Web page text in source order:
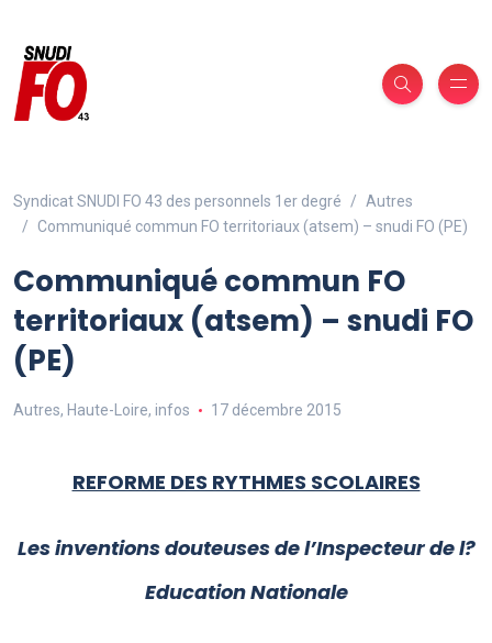
Syndicat SNUDI FO 43 des personnels 1er degré
Autres
Communiqué commun FO territoriaux (atsem) – snudi FO (PE)
Communiqué commun FO
territoriaux (atsem) – snudi FO
(PE)
Autres, Haute-Loire, infos 17 décembre 2015
REFORME DES RYTHMES SCOLAIRES
Les inventions douteuses de l’Inspecteur de l?
Education Nationale